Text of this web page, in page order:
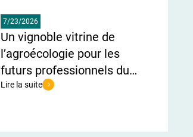
7/23/2026
Un vignoble vitrine de
l’agroécologie pour les
futurs professionnels du
monde viticole
Lire la suite
de l'article Un vignoble vitrine de l’agroécologie